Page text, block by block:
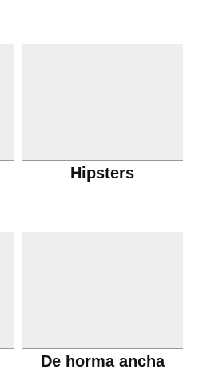
Hipsters
De horma ancha